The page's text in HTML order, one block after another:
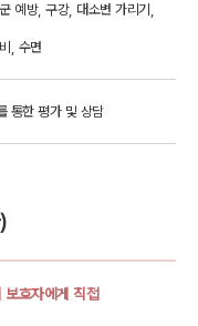
예방, 구강, 대소변 가리기,
, 수면
통한 평가 및 상담
보호자에게 직접